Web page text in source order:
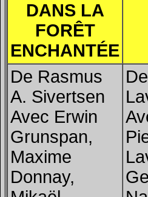
DANS LA
FORÊT
ENCHANTÉE
De Rasmus
A. Sivertsen
Avec Erwin
Grunspan,
Maxime
Donnay,